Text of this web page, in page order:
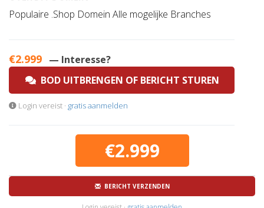
Populaire .Shop Domein Alle mogelijke Branches
€2.999 — Interesse?
BOD UITBRENGEN OF BERICHT STUREN
Login vereist · gratis aanmelden
€2.999
BERICHT VERZENDEN